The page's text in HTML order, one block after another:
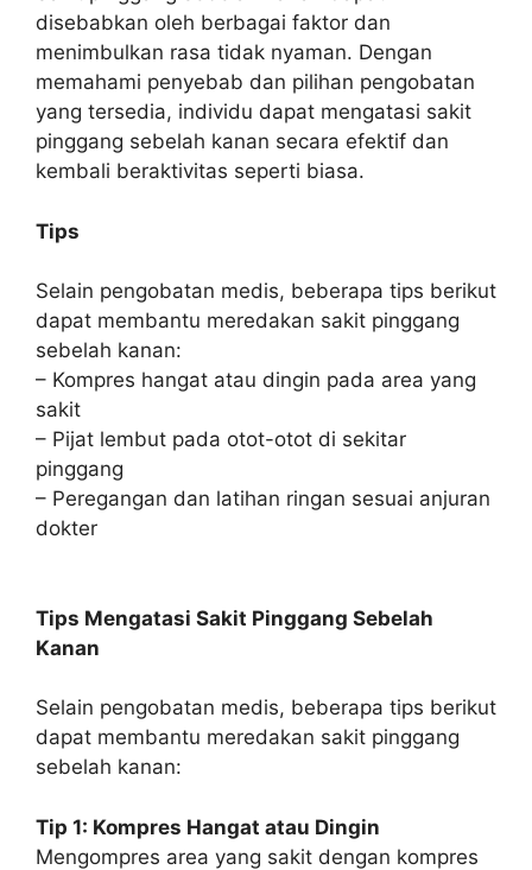
disebabkan oleh berbagai faktor dan
menimbulkan rasa tidak nyaman. Dengan
memahami penyebab dan pilihan pengobatan
yang tersedia, individu dapat mengatasi sakit
pinggang sebelah kanan secara efektif dan
kembali beraktivitas seperti biasa.
Tips
Selain pengobatan medis, beberapa tips berikut
dapat membantu meredakan sakit pinggang
sebelah kanan:
– Kompres hangat atau dingin pada area yang
sakit
– Pijat lembut pada otot-otot di sekitar
pinggang
– Peregangan dan latihan ringan sesuai anjuran
dokter
Tips Mengatasi Sakit Pinggang Sebelah
Kanan
Selain pengobatan medis, beberapa tips berikut
dapat membantu meredakan sakit pinggang
sebelah kanan:
Tip 1: Kompres Hangat atau Dingin
Mengompres area yang sakit dengan kompres